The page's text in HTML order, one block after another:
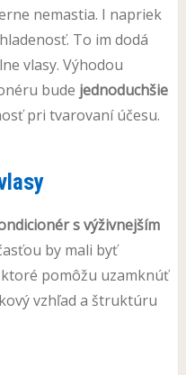
nemastia. I napriek
To im dodá
vlasy. Výhodou
bude jednoduchšie
pri tvarovaní účesu.
s výživnejším
by mali byť
pomôžu uzamknúť
vzhľad a štruktúru